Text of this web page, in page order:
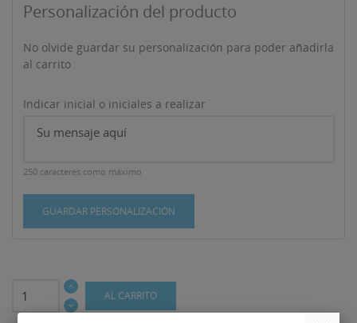
Personalización del producto
No olvide guardar su personalización para poder añadirla
al carrito
Indicar inicial o iniciales a realizar
250 caracteres como máximo
GUARDAR PERSONALIZACIÓN
AL CARRITO